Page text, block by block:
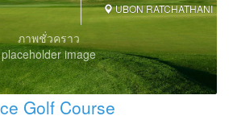
ภาพชั่วคราว
placeholder image
UBON RATCHATHANI
Golf Course